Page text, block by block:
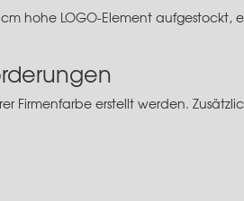
hohe LOGO-Element aufgestockt,
Firmenfarbe erstellt werden.